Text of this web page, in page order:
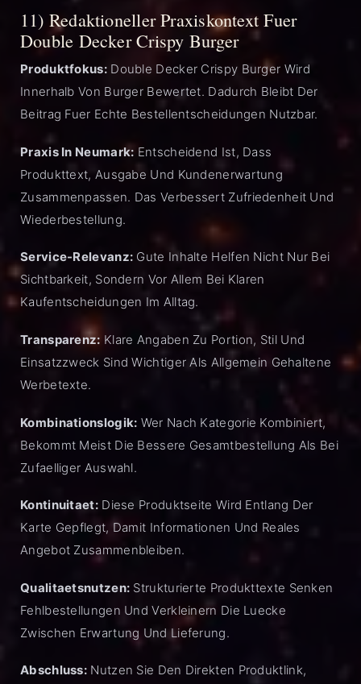
11) Redaktioneller Praxiskontext Fuer
Double Decker Crispy Burger
Produktfokus:Double Decker Crispy Burger Wird
Innerhalb Von Burger Bewertet. Dadurch Bleibt Der
Beitrag Fuer Echte Bestellentscheidungen Nutzbar.
Praxis In Neumark: Entscheidend Ist, Dass
Produkttext, Ausgabe Und Kundenerwartung
Zusammenpassen. Das Verbessert Zufriedenheit Und
Wiederbestellung.
Service-Relevanz: Gute Inhalte Helfen Nicht Nur Bei
Sichtbarkeit, Sondern Vor Allem Bei Klaren
Kaufentscheidungen Im Alltag.
Transparenz: Klare Angaben Zu Portion, Stil Und
Einsatzzweck Sind Wichtiger Als Allgemein Gehaltene
Werbetexte.
Kombinationslogik: Wer Nach Kategorie Kombiniert,
Bekommt Meist Die Bessere Gesamtbestellung Als Bei
Zufaelliger Auswahl.
Kontinuitaet:Diese Produktseite Wird Entlang Der
Karte Gepflegt, Damit Informationen Und Reales
Angebot Zusammenbleiben.
Qualitaetsnutzen: Strukturierte Produkttexte Senken
Fehlbestellungen Und Verkleinern Die Luecke
Zwischen Erwartung Und Lieferung.
Abschluss: Nutzen Sie Den Direkten Produktlink,